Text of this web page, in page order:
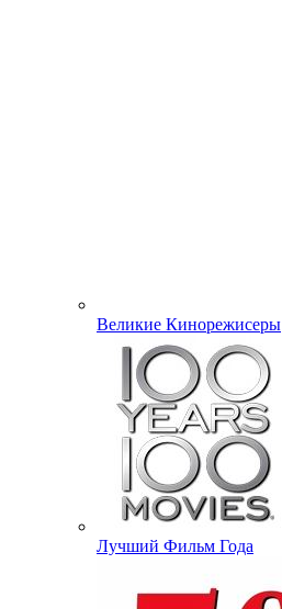
Великие Кинорежисеры
Лучший Фильм Года